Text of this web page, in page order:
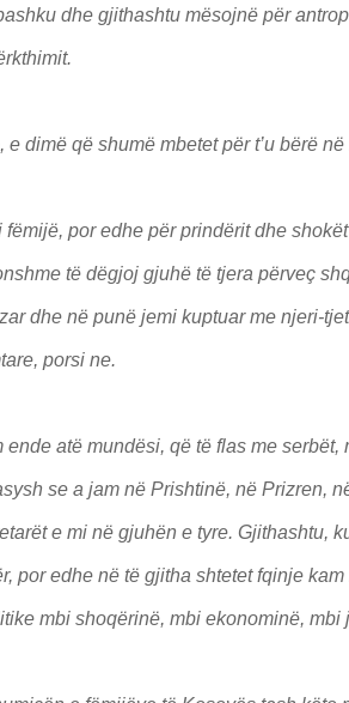
dhe gjithashtu mësojnë për
e dimë që shumë mbetet për t’u bërë
fëmijë, por edhe për prindërit dhe
të dëgjoj gjuhë të tjera përveç
dhe në punë jemi kuptuar me njeri-
porsi ne.
ende atë mundësi, që të flas me
se a jam në Prishtinë, në Prizren,
e mi në gjuhën e tyre. Gjithashtu,
por edhe në të gjitha shtetet fqinje
mbi shoqërinë, mbi ekonominë, mbi